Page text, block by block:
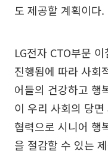
도 제공할 계획이다.
LG전자 CTO부문
진행됨에 따라 사회
어들의 건강하고 행
이 우리 사회의 당
협력으로 시니어 행
을 절감할 수 있는